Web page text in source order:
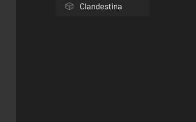
Clandestina